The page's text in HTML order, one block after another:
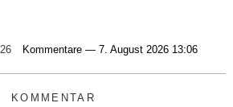
26 Kommentare — 7. August 2026 13:06
KOMMENTAR